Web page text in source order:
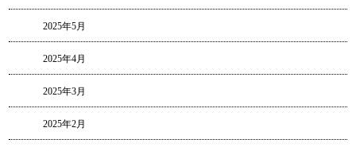
2025年5月
2025年4月
2025年3月
2025年2月